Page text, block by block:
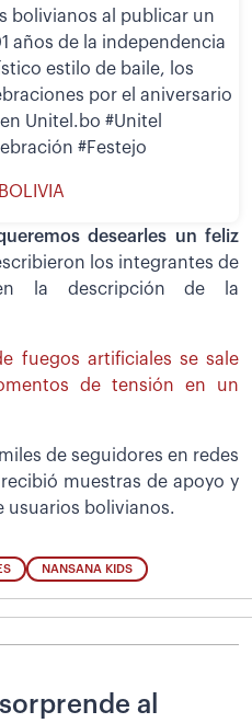
bolivianos al publicar un
años de la independencia
estilo de baile, los
por el aniversario
Unitel.bo #Unitel
#Festejo
desearles un feliz
los integrantes de
la descripción de la
fuegos artificiales se sale
de tensión en un
de seguidores en redes
muestras de apoyo y
usuarios bolivianos.
NANSANA KIDS
al